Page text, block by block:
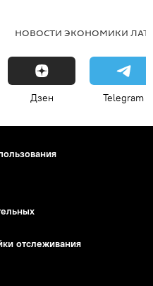
НОВОСТИ ЭКОНОМИКИ
Дзен Telegram
отслеживания